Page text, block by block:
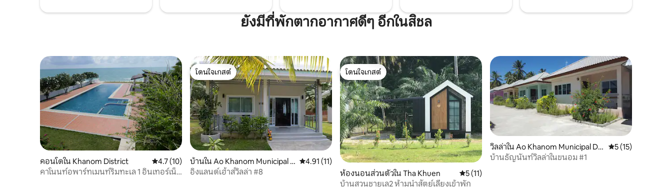
ยังมีที่พักตากอากาศดีๆ อีกในสิชล
คอนโดใน Khanom District คะแนนเฉลี่ย 4.7 จาก 5, 10 รีวิว
4.7 (10)
คาโนนท์อพาร์ทเมนท์ริมทะเล 1 อินเทอร์เน็ต
โดนใจเกสต์
โดนใจเกสต์
บ้านใน Ao Khanom Municipal D
istrict
คะแนนเฉลี่ย 4.91 จาก 5, 11 รีวิว
4.91 (11)
อิงแลนด์เฮ้าส์วิลล่า #8
โดนใจเกสต์
โดนใจเกสต์
ห้องนอนส่วนตัวใน Tha Khuen คะแนนเฉลี่ย 5 จาก 5, 11 รีวิว
5 (11)
บ้านสวนชายเล2 ห้ามนำสัตย์เลี้ยงเข้าพัก
วิลล่าใน Ao Khanom Municipal Dis
trict
คะแนนเฉลี่ย 5 จาก
5 (15)
บ้านธัญนันท์วิลล่าในขนอม #1